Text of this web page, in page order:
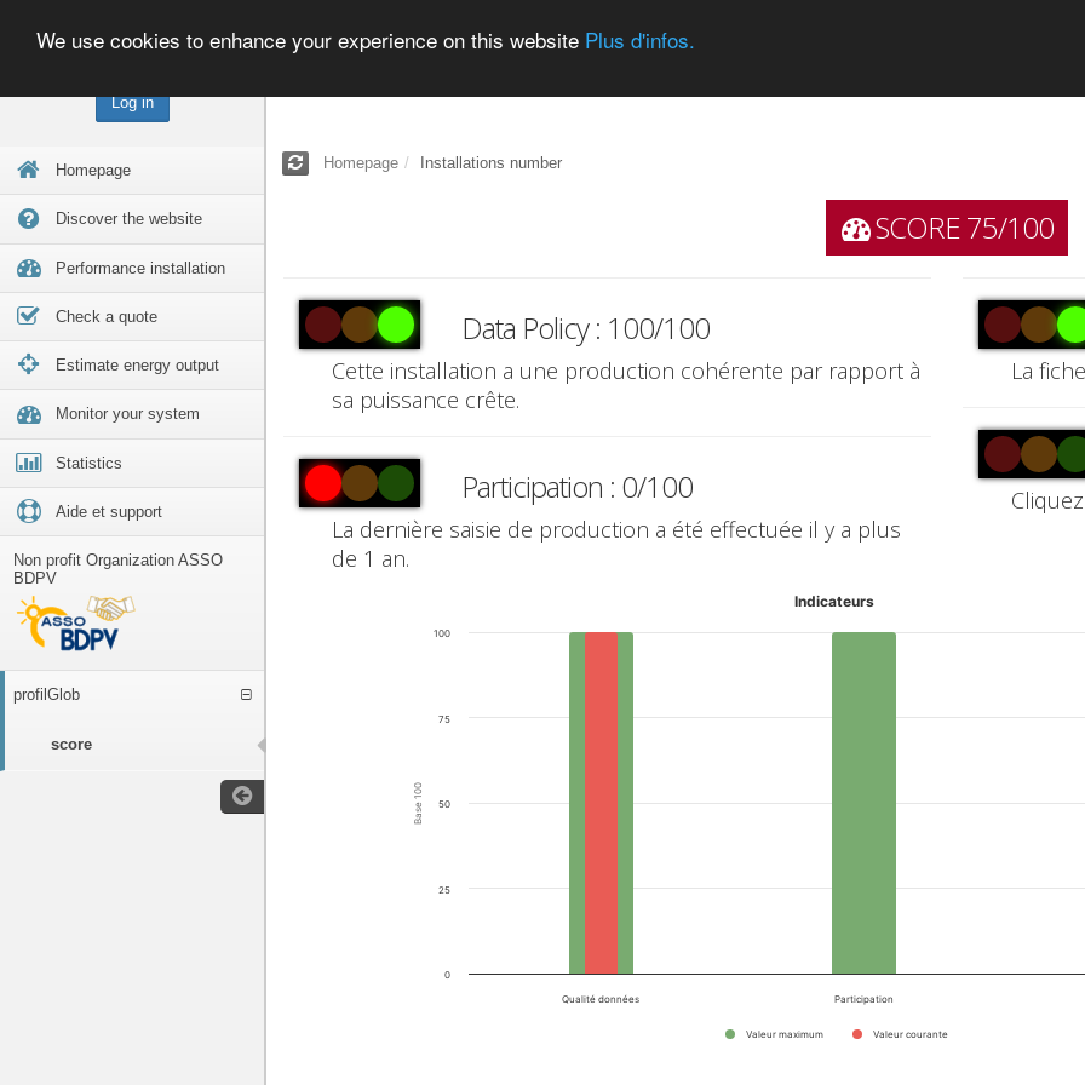
Log in
Homepage
Discover the website
Performance installation
Check a quote
Estimate energy output
Monitor your system
Statistics
Aide et support
Non profit Organization ASSO
BDPV
profilGlob
score
We use cookies to enhance your experience on this website Plus d'infos.
Homepage Installations number
SCORE 75/100
Data Policy : 100/100
Cette installation a une production cohérente par rapport à
sa puissance crête.
Participation : 0/100
La dernière saisie de production a été effectuée il y a plus
de 1 an.
La
Base 100
Indicateurs
Valeur maximum Valeur courante
Qualité données Participation
0
25
50
75
100